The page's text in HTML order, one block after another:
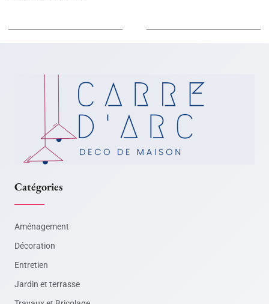
Catégories
Aménagement
Décoration
Entretien
Jardin et terrasse